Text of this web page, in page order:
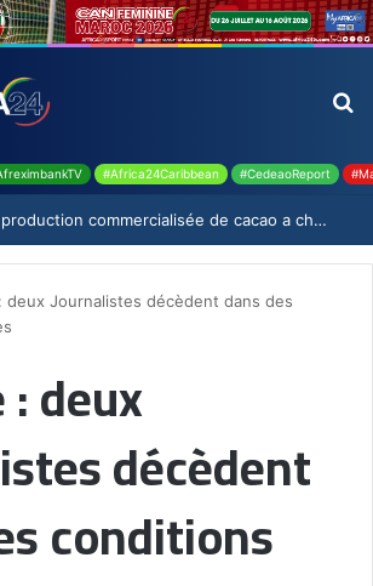
#Africa24Caribbean #CedeaoReport
Cameroun : la production commercialisée de cacao a chuté de 19,9% durant la saison 2025-2026
deux Journalistes décèdent dans des
deux
décèdent
conditions